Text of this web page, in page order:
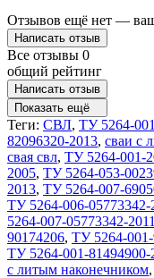
Отзывов ещё нет —
Написать отзыв
Все отзывы 0
общий рейтинг
Написать отзыв
Показать ещё
Теги: СВЛ, ТУ 5264-
82096320-2013, сваи с
свая свл, ТУ 5264-001-
2005, ТУ 5264-053-
2013, ТУ 5264-007-
ТУ 5264-006-05773342-
5264-007-05773342-2011
90174206, ТУ 5264-001-
ТУ 5264-001-81494900-
с литым наконечником,